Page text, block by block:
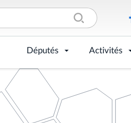
Députés Activités